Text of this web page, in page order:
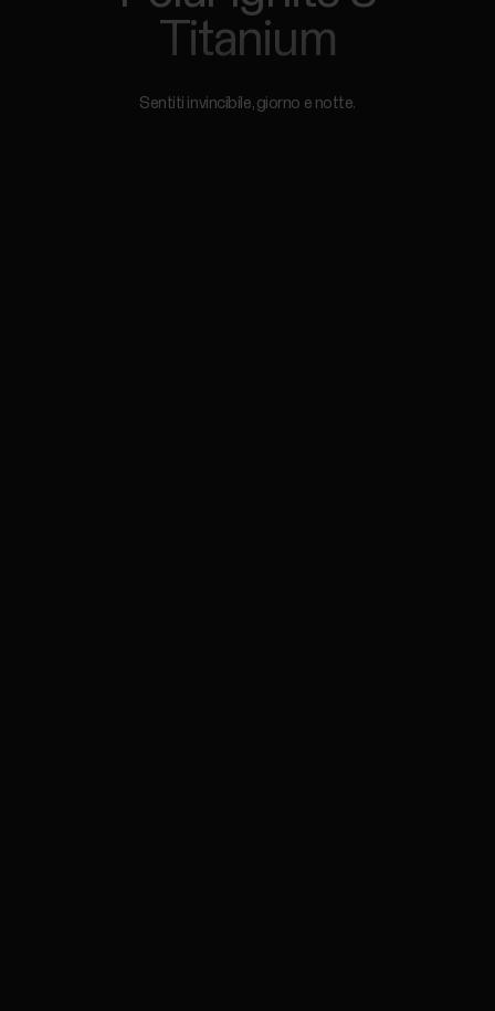
Titanium
Sentiti invincibile, giorno e notte.